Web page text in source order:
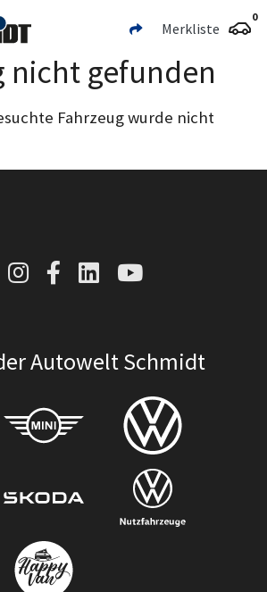
Merkliste
0
nicht gefunden
Fahrzeug wurde nicht
Autowelt Schmidt auf
Autowelt Schmidt
AutoweltAutowelt
Autowelt Schmidt